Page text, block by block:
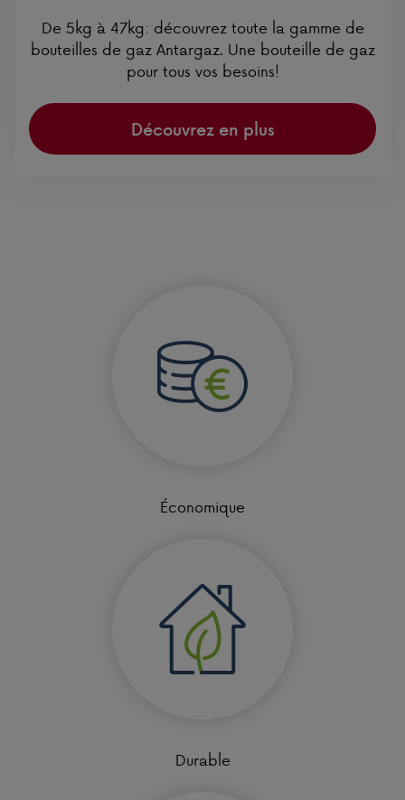
De 5kg à 47kg: découvrez toute la gamme de
bouteilles de gaz Antargaz. Une bouteille de gaz
pour tous vos besoins!
Découvrez en plus
Économique
Durable